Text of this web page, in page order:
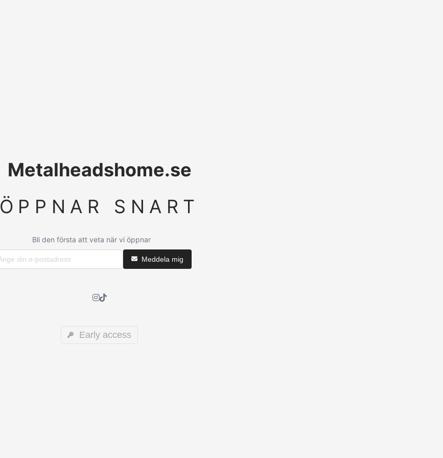
Metalheadshome.se
ÖPPNAR SNART
Bli den första att veta när vi öppnar
Meddela mig
Early access